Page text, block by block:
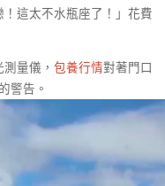
這太不水瓶座了！」花費
量儀， 包養行情對著門口
警告。